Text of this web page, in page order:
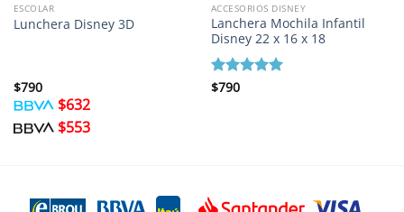
ESCOLAR
Lunchera Disney 3D
$790
$632
$553
ACCESORIOS DISNEY
Lanchera Mochila Infantil
Disney 22 x 16 x 18
Valorado
$790